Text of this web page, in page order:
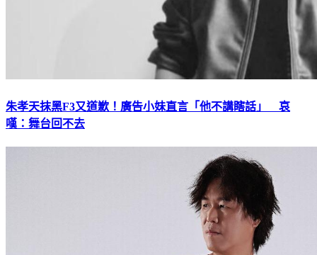
朱孝天抹黑F3又道歉！廣告小妹直言「他不講瞎話」 哀
嘆：舞台回不去